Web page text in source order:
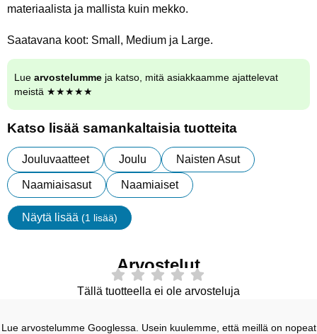
materiaalista ja mallista kuin mekko.
Saatavana koot: Small, Medium ja Large.
Lue arvostelumme ja katso, mitä asiakkaamme ajattelevat
meistä ★★★★★
Katso lisää samankaltaisia tuotteita
Jouluvaatteet Joulu Naisten Asut
Naamiaisasut Naamiaiset
Näytä lisää (1 lisää)
ominaisuudet
Arvostelut
Tällä tuotteella ei ole arvosteluja
Lue arvostelumme Googlessa. Usein kuulemme, että meillä on nopeat